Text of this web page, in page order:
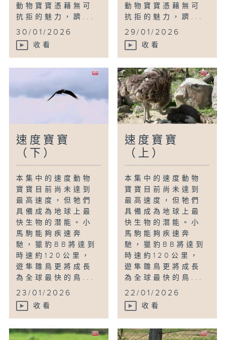
動物寶寶憑藉無可
抗拒的魅力，躋...
30/01/2026
收看
動物寶寶憑藉無可
抗拒的魅力，躋...
29/01/2026
收看
速度寶寶
（下）
本集中的速度動物
寶寶目前尚未達到
最高速度，但牠們
具備成為地球上最
快生物的潛能。小
馬駒能夠疾速奔
馳，獵豹BB將達到
時速約120公里，
遊隼雛鳥更將成長
為全球最快的鳥...
23/01/2026
收看
速度寶寶
（上）
本集中的速度動物
寶寶目前尚未達到
最高速度，但牠們
具備成為地球上最
快生物的潛能。小
馬駒能夠疾速奔
馳，獵豹BB將達到
時速約120公里，
遊隼雛鳥更將成長
為全球最快的鳥...
22/01/2026
收看